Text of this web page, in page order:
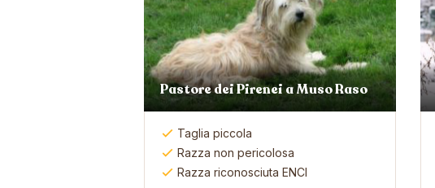
Pastore dei Pirenei a Muso Raso
Taglia piccola
Razza non pericolosa
Razza riconosciuta ENCI